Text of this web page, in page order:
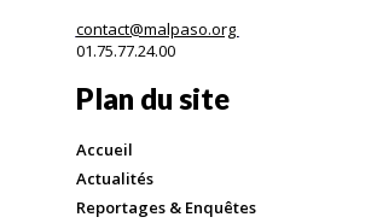
contact@malpaso.org
01.75.77.24.00
Plan du site
Accueil
Actualités
Reportages & Enquêtes